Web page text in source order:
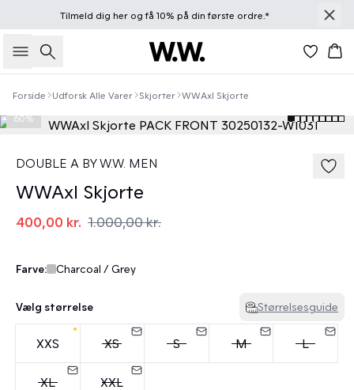
Tilmeld dig herog få 10% på din første ordre.*
Søg
Forside Udforsk Alle Varer Skjorter WWAxl Skjorte
60%
DOUBLE A BY W.W. MEN
WWAxl Skjorte
400,00 kr. 1.000,00 kr.
Farve: Charcoal / Grey
Vælg størrelse Størrelsesguide
XXS XS S M L
XL XXL